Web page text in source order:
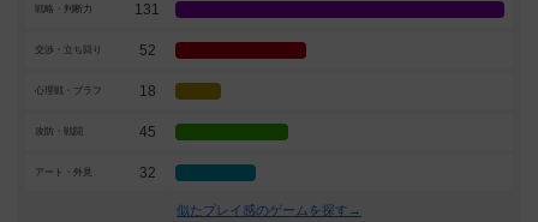
戦略・判断力 131
交渉・立ち回り 52
心理戦・ブラフ 18
攻防・戦闘 45
アート・外見 32
似たプレイ感のゲームを探す→